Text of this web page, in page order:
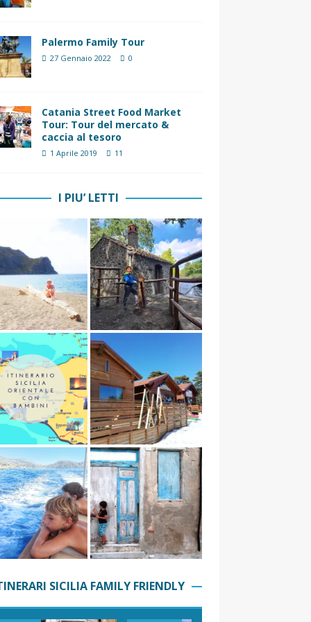
Palermo Family Tour
27 Gennaio 2022 0
Catania Street Food Market
Tour: Tour del mercato &
caccia al tesoro
1 Aprile 2019 11
I PIU’ LETTI
SICILIA FAMILY FRIENDLY